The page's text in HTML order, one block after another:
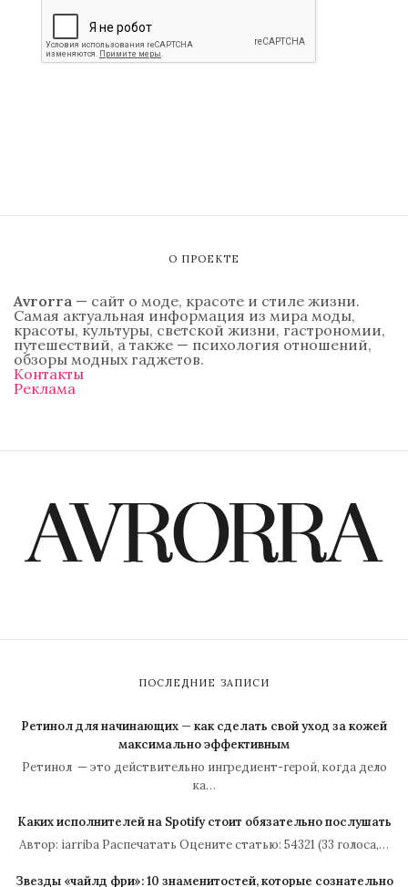
О ПРОЕКТЕ
Avrorra — сайт о моде, красоте и стиле жизни.
Самая актуальная информация из мира моды,
красоты, культуры, светской жизни, гастрономии,
путешествий, а также — психология отношений,
обзоры модных гаджетов.
Контакты
Реклама
ПОСЛЕДНИЕ ЗАПИСИ
Ретинол для начинающих — как сделать свой уход за кожей
максимально эффективным
Ретинол — это действительно ингредиент-герой, когда дело
ка…
Каких исполнителей на Spotify стоит обязательно послушать
Автор: iarriba Распечатать Оцените статью: 54321 (33 голоса,…
Звезды «чайлд фри»: 10 знаменитостей, которые сознательно